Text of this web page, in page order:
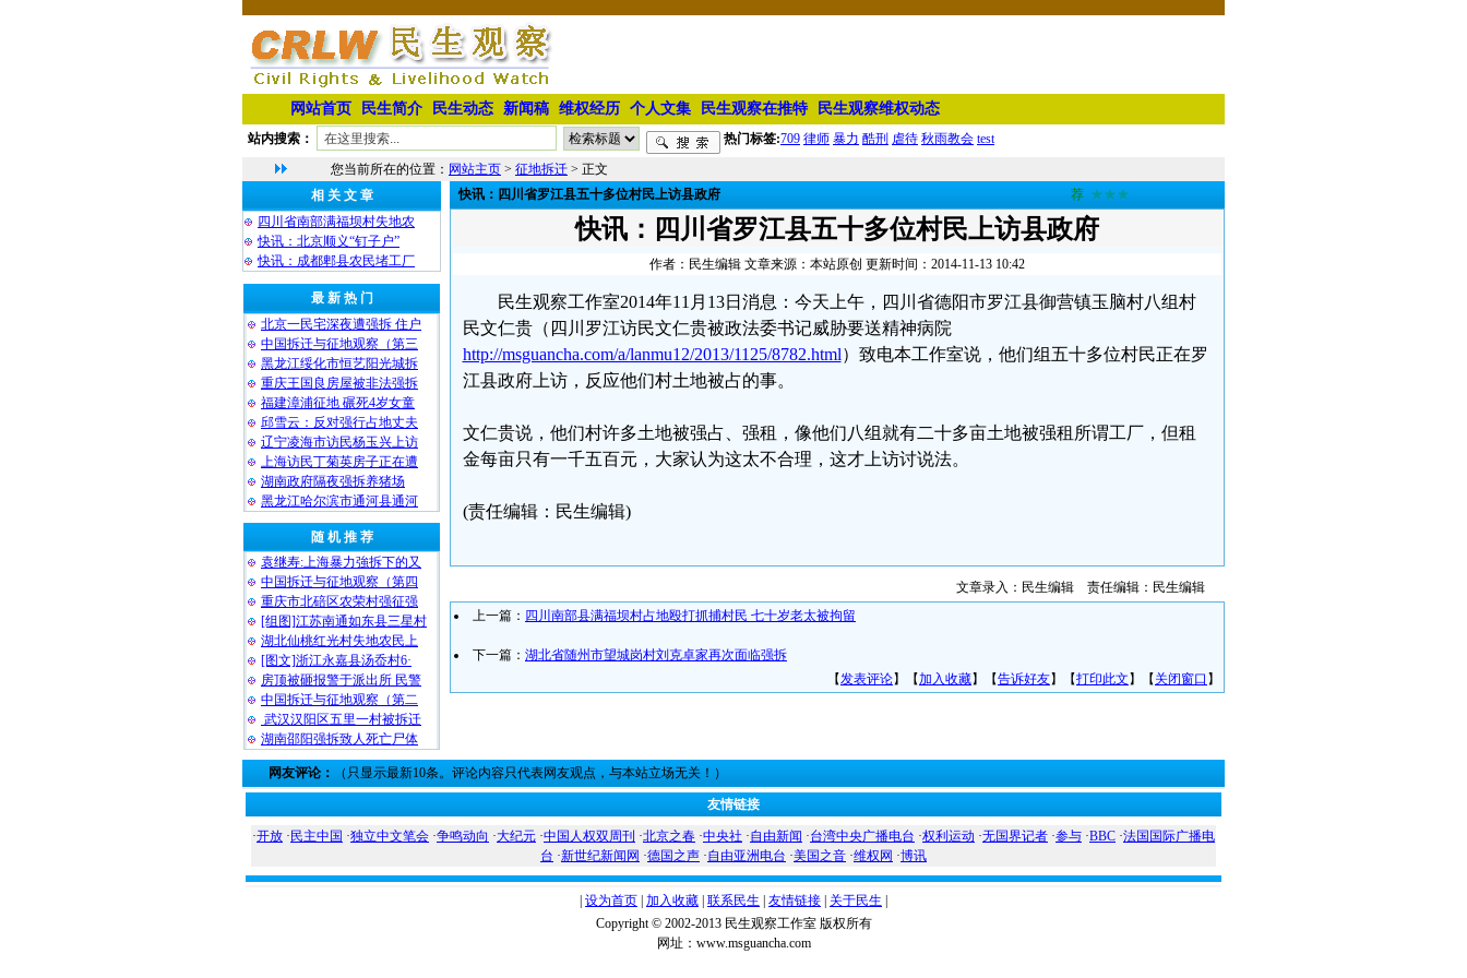
网站首页 民生简介 民生动态 新闻稿 维权经历 个人文集 民生观察在推特 民生观察维权动态
站内搜索： 热门标签:709 律师 暴力 酷刑 虐待 秋雨教会 test
您当前所在的位置： 网站主页 > 征地拆迁 > 正文
相 关 文 章
四川省南部满福坝村失地农
快讯：北京顺义“钉子户”
快讯：成都郫县农民堵工厂
最 新 热 门
北京一民宅深夜遭强拆 住户
中国拆迁与征地观察（第三
黑龙江绥化市恒艺阳光城拆
重庆王国良房屋被非法强拆
福建漳浦征地 碾死4岁女童
邱雪云：反对强行占地丈夫
辽宁凌海市访民杨玉兴上访
上海访民丁菊英房子正在遭
湖南政府隔夜强拆养猪场
黑龙江哈尔滨市通河县通河
随 机 推 荐
袁继寿:上海暴力強拆下的又
中国拆迁与征地观察（第四
重庆市北碚区农荣村强征强
[组图]江苏南通如东县三星村
湖北仙桃红光村失地农民上
[图文]浙江永嘉县汤岙村6·
房顶被砸报警于派出所 民警
中国拆迁与征地观察（第二
武汉汉阳区五里一村被拆迁
湖南邵阳强拆致人死亡尸体
快讯：四川省罗江县五十多位村民上访县政府 荐 ★★★
快讯：四川省罗江县五十多位村民上访县政府
作者：民生编辑 文章来源：本站原创 更新时间：2014-11-13 10:42
民生观察工作室2014年11月13日消息：今天上午，四川省德阳市罗江县御营镇玉脑村八组村
民文仁贵（四川罗江访民文仁贵被政法委书记威胁要送精神病院
http://msguancha.com/a/lanmu12/2013/1125/8782.html）致电本工作室说，他们组五十多位村民正在罗
江县政府上访，反应他们村土地被占的事。
文仁贵说，他们村许多土地被强占、强租，像他们八组就有二十多亩土地被强租所谓工厂，但租
金每亩只有一千五百元，大家认为这太不合理，这才上访讨说法。
(责任编辑：民生编辑)
文章录入：民生编辑 责任编辑：民生编辑
上一篇： 四川南部县满福坝村占地殴打抓捕村民 七十岁老太被拘留
下一篇： 湖北省随州市望城岗村刘克卓家再次面临强拆
【发表评论】【加入收藏】【告诉好友】【打印此文 】【 关闭窗口 】
网友评论： （只显示最新10条。评论内容只代表网友观点，与本站立场无关！）
友情链接
·开放 · 民主中国 ·独立中文笔会 ·争鸣动向 ·大纪元 ·中国人权双周刊 ·北京之春 ·中央社 ·自由新闻 ·台湾中央广播电台 ·权利运动 ·无国界记者 ·参与 ·BBC ·法国国际广播电
台 ·新世纪新闻网 ·德国之声 ·自由亚洲电台 ·美国之音 ·维权网 ·博讯
设为首页 加入收藏 联系民生 友情链接 关于民生
Copyright © 2002-2013 民生观察工作室 版权所有
网址：www.msguancha.com